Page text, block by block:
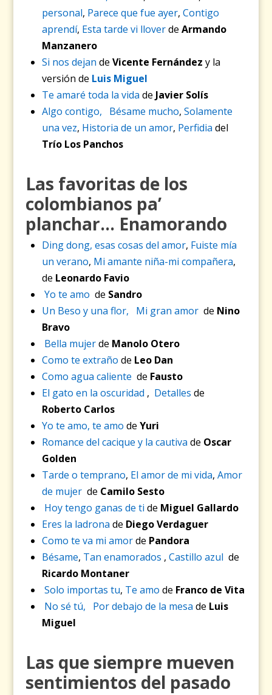
personal, Parece que fue ayer, Contigo
aprendí, Esta tarde vi lloverde Armando
Manzanero
Si nos dejan de Vicente Fernández y la
versión de Luis Miguel
Te amaré toda la vida de Javier Solís
Algo contigo,
Bésame mucho, Solamente
una vez, Historia de un amor, Perfidia del
Trío Los Panchos
Las favoritas de los
colombianos pa’
planchar… Enamorando
Ding dong, esas cosas del amor, Fuiste mía
un verano, Mi amante niña-mi compañera,
de Leonardo Favio
Yo te amo de Sandro
Un Beso y una flor,
Mi gran amor de Nino
Bravo
Bella mujerde Manolo Otero
Como te extraño de Leo Dan
Como agua caliente de Fausto
El gato en la oscuridad , Detalles de
Roberto Carlos
Yo te amo, te amo de Yuri
Romance del cacique y la cautiva de Oscar
Golden
Tarde o temprano, El amor de mi vida, Amor
de mujer de Camilo Sesto
Hoy tengo ganas de ti de Miguel Gallardo
Eres la ladrona de Diego Verdaguer
Como te va mi amorde Pandora
Bésame, Tan enamorados , Castillo azul de
Ricardo Montaner
Solo importas tu, Te amo de Franco de Vita
No sé tú,
Por debajo de la mesa de Luis
Miguel
Las que siempre mueven
sentimientos del pasado